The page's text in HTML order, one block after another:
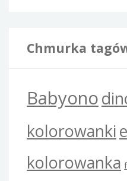
Chmurka
Babyono
kolorowanki
kolorowanka